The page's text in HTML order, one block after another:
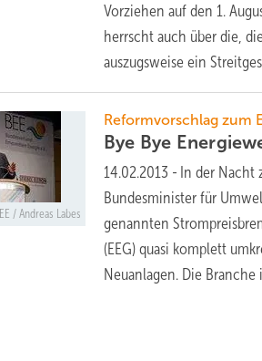
Vorziehen auf den 1.
herrscht auch über die,
auszugsweise ein
/ Andreas Labes
Reformvorschlag zum
Bye Bye
14.02.2013 - In der Nacht
Bundesminister für
genannten
(EEG) quasi komplett
Neuanlagen. Die